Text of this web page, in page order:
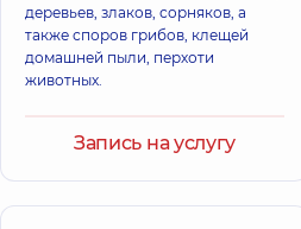
деревьев, злаков, сорняков, а
также споров грибов, клещей
домашней пыли, перхоти
животных.
Запись на услугу